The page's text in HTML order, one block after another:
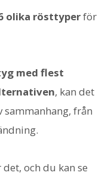
olika rösttyperför
med flest
, kan det
sammanhang, från
och du kan se